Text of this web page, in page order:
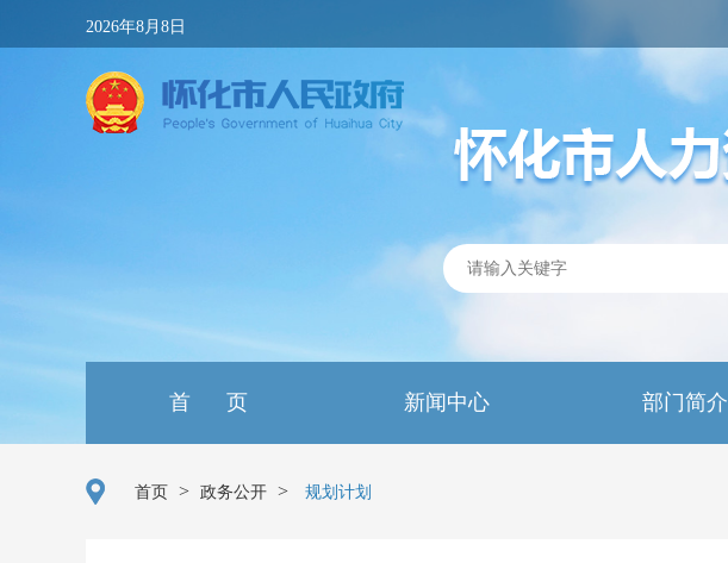
2026年8月8日
首 页 新闻中心 部门简介
首页 > 政务公开 > 规划计划